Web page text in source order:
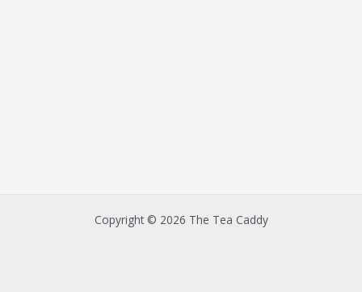
Copyright © 2026 The Tea Caddy